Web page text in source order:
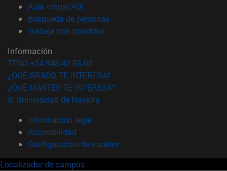
Aula virtual ADI
Búsqueda de personas(abre en nueva ventana)
Trabaja con nosotros(abre en nueva ventana)
Información
TFNO +34 948 42 56 00
¿QUÉ GRADO TE INTERESA?
¿QUÉ MÁSTER TE INTERESA?
© Universidad de Navarra
Información legal
Accesibilidad
Configuración de cookies
Localizador de campus